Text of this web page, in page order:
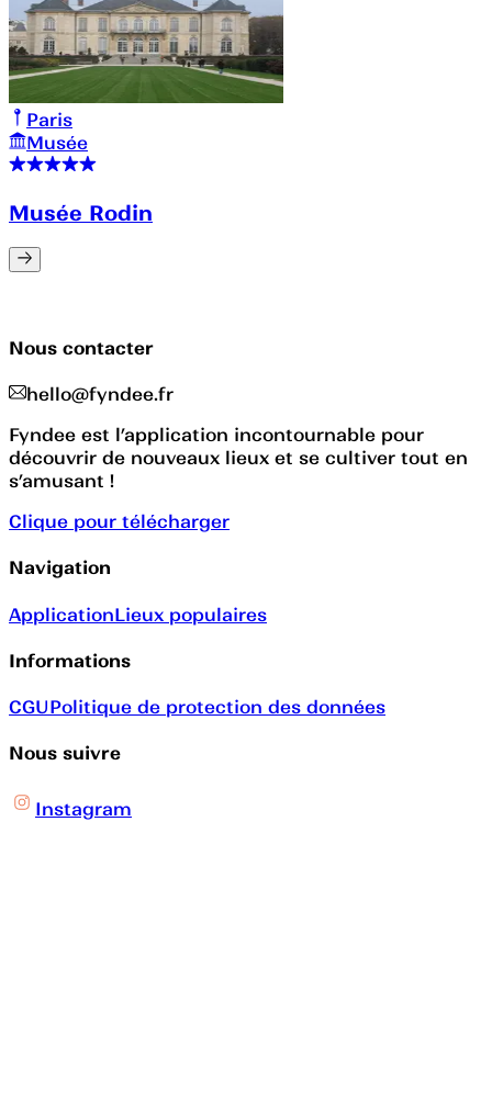
Paris
Musée
Musée Rodin
Nous contacter
hello@fyndee.fr
Fyndee est l’application incontournable pour
découvrir de nouveaux lieux et se cultiver tout en
s’amusant !
Clique pour télécharger
Navigation
ApplicationLieux populaires
Informations
CGUPolitique de protection des données
Nous suivre
Instagram